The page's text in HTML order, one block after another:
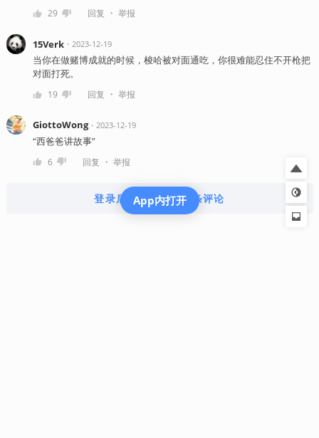
29 回复 ・ 举报
15Verk・ 2023-12-19
当你在做赌博成就的时候，梭哈被对面通吃，你很难能忍住不开枪把
对面打死。
19 回复 ・ 举报
GiottoWong・ 2023-12-19
“西爸爸讲故事”
6 回复 ・ 举报
登录后查看全部 35 条评论
App内打开